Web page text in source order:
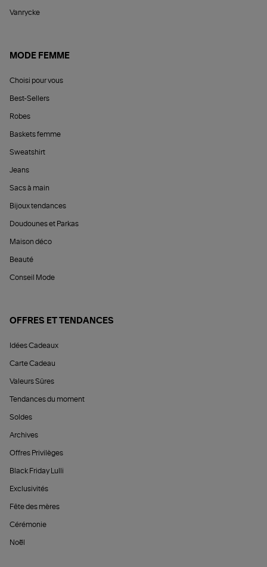
Vanrycke
MODE FEMME
Choisi pour vous
Best-Sellers
Robes
Baskets femme
Sweatshirt
Jeans
Sacs à main
Bijoux tendances
Doudounes et Parkas
Maison déco
Beauté
Conseil Mode
OFFRES ET TENDANCES
Idées Cadeaux
Carte Cadeau
Valeurs Sûres
Tendances du moment
Soldes
Archives
Offres Privilèges
Black Friday Lulli
Exclusivités
Fête des mères
Cérémonie
Noël